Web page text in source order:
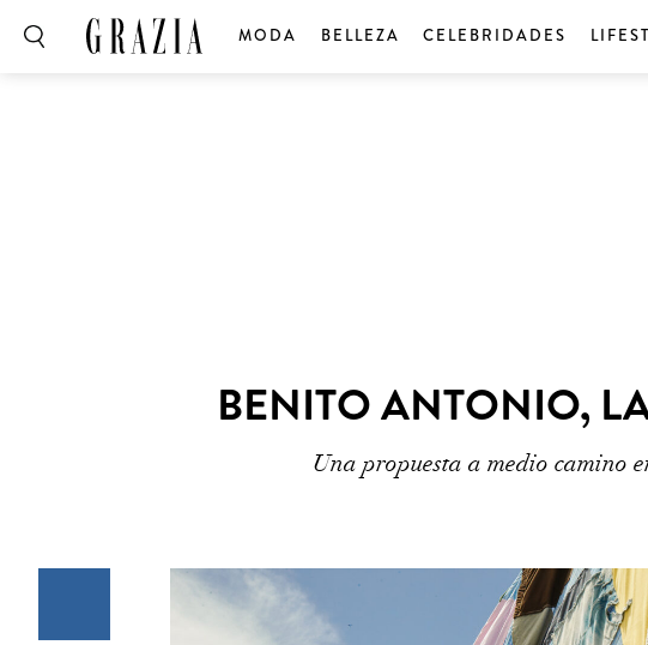
MODA BELLEZA CELEBRIDADES
BENITO ANTONIO,
Una propuesta a medio camino